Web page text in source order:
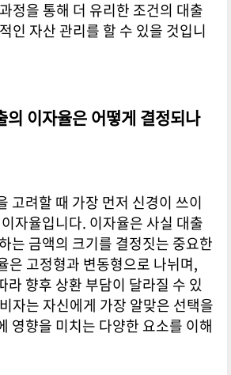
정을 통해 더 유리한 조건의 대출
인 자산 관리를 할 수 있을 것입니
의 이자율은 어떻게 결정되나
고려할 때 가장 먼저 신경이 쓰이
자율입니다. 이자율은 사실 대출
는 금액의 크기를 결정짓는 중요한
은 고정형과 변동형으로 나뉘며,
라 향후 상환 부담이 달라질 수 있
자는 자신에게 가장 알맞은 선택을
영향을 미치는 다양한 요소를 이해